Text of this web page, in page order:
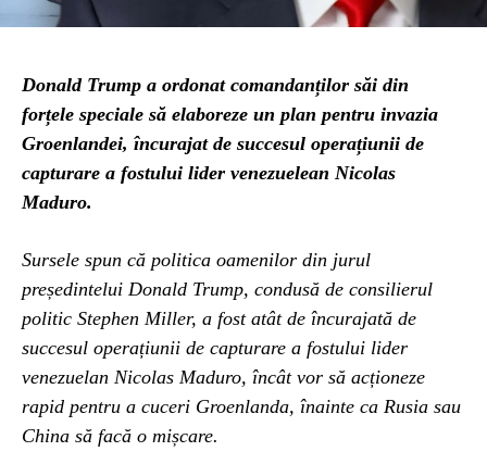
Donald Trump a ordonat comandanților săi din
forțele speciale să elaboreze un plan pentru invazia
Groenlandei, încurajat de succesul operațiunii de
capturare a fostului lider venezuelean Nicolas
Maduro.
Sursele spun că politica oamenilor din jurul
președintelui Donald Trump, condusă de consilierul
politic Stephen Miller, a fost atât de încurajată de
succesul operațiunii de capturare a fostului lider
venezuelan Nicolas Maduro, încât vor să acționeze
rapid pentru a cuceri Groenlanda, înainte ca Rusia sau
China să facă o mișcare.